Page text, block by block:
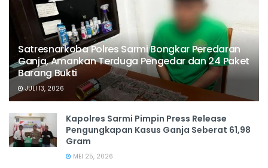
Satresnarkoba Polres Sarmi Bongkar Peredaran
Ganja, Amankan Terduga Pengedar dan 24 Paket
Barang Bukti
JULI 13, 2026
Kapolres Sarmi Pimpin Press Release
Pengungkapan Kasus Ganja Seberat 61,98
Gram
MEI 25, 2026